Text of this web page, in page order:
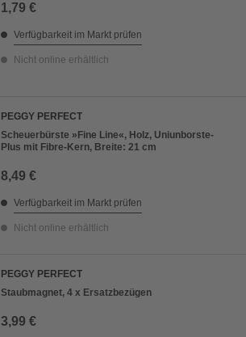
1,79 €
Verfügbarkeit im Markt prüfen
Nicht online erhältlich
PEGGY PERFECT
Scheuerbürste »Fine Line«, Holz, Uniunborste-
Plus mit Fibre-Kern, Breite: 21 cm
8,49 €
Verfügbarkeit im Markt prüfen
Nicht online erhältlich
PEGGY PERFECT
Staubmagnet, 4 x Ersatzbezügen
3,99 €